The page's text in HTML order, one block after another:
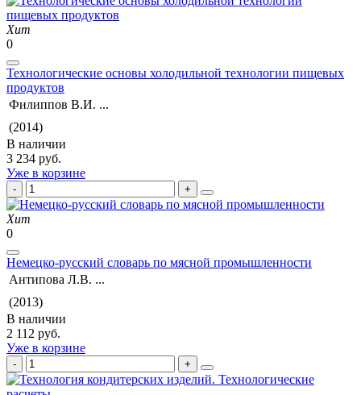
Хит
0
Технологические основы холодильной технологии пищевых
продуктов
Филиппов В.И. ...
(2014)
В наличии
3 234 руб.
Уже в корзине
Хит
0
Немецко-русский словарь по мясной промышленности
Антипова Л.В. ...
(2013)
В наличии
2 112 руб.
Уже в корзине